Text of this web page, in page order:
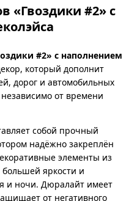
«Гвоздики #2» с
#2» с наполнением
который дополнит
дорог и автомобильных
от времени
собой прочный
надёжно закреплён
элементы из
яркости и
и ночи. Дюралайт имеет
от негативного